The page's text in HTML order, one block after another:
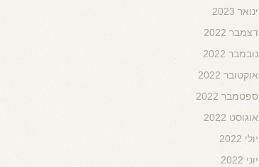
ינואר 2023
דצמבר 2022
נובמבר 2022
אוקטובר 2022
ספטמבר 2022
אוגוסט 2022
יולי 2022
יוני 2022